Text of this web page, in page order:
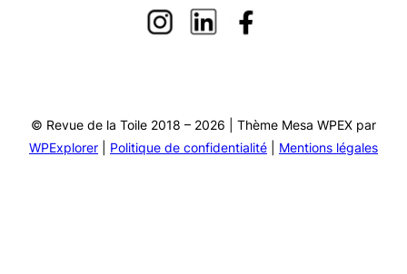
© Revue de la Toile 2018 – 2026 | Thème Mesa WPEX par
WPExplorer
Politique de confidentialité Mentions légales